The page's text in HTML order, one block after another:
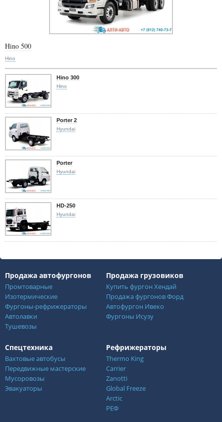
Hino 500
Hino
Hino 300
Hino
Porter 2
Hyundai
Porter
Hyundai
HD-250
Hyundai
Продажа автофургонов
Промтоварные
Изотермические
Фургоны-рефрижераторы
Автолавки
Тушевозы
Продажа грузовиков
Купить фургон Хендай
Продажа фургонов Форд
Автофургон Ивеко
Фургоны Исузу
Спецтехника
Вахтовые автобусы
Передвижные мастерские
Мусоровозы
Эвакуаторы
Рефрижераторы
Thermo King
Carrier
Zanotti
Global Freeze
Arctic
РЕФ